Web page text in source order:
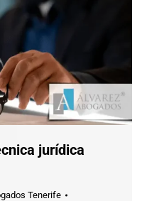
jurídica
Tenerife